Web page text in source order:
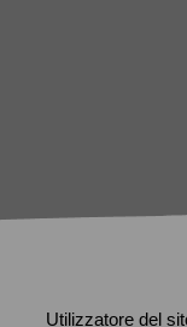
Utilizzatore del